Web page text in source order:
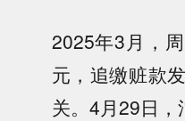
2025年3月，
元，追缴赃款
关。4月29日，